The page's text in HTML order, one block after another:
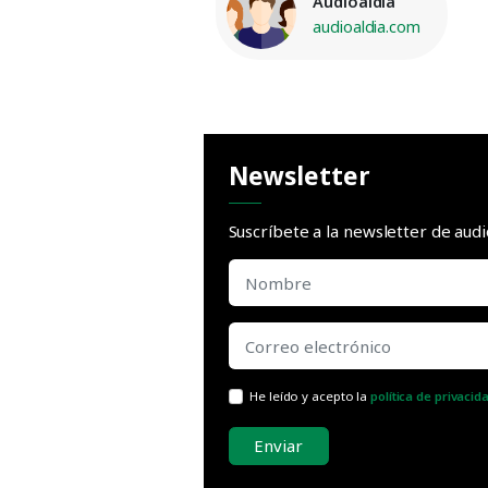
audioaldia.com
Newsletter
Suscríbete a la newsletter de
He leído y acepto lapolítica de
Enviar